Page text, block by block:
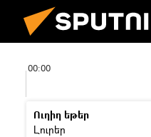
00:00
Ուղիղ եթեր
Լուրեր